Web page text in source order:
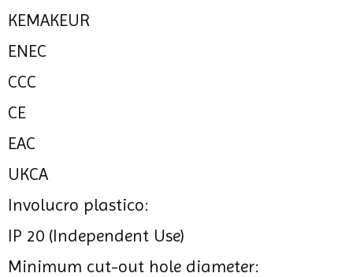
KEMAKEUR
ENEC
CCC
CE
EAC
UKCA
Involucro plastico:
IP 20 (Independent Use)
Minimum cut-out hole diameter: